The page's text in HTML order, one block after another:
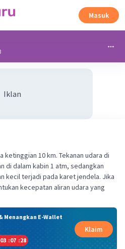
Masuk
Iklan
ketinggian 10 km. Tekanan udara di
di dalam kabin 1 atm, sedangkan
kecil terjadi pada karet jendela. Jika
kecepatan aliran udara yang
Menangkan E-Wallet
03 :07 :28
Klaim